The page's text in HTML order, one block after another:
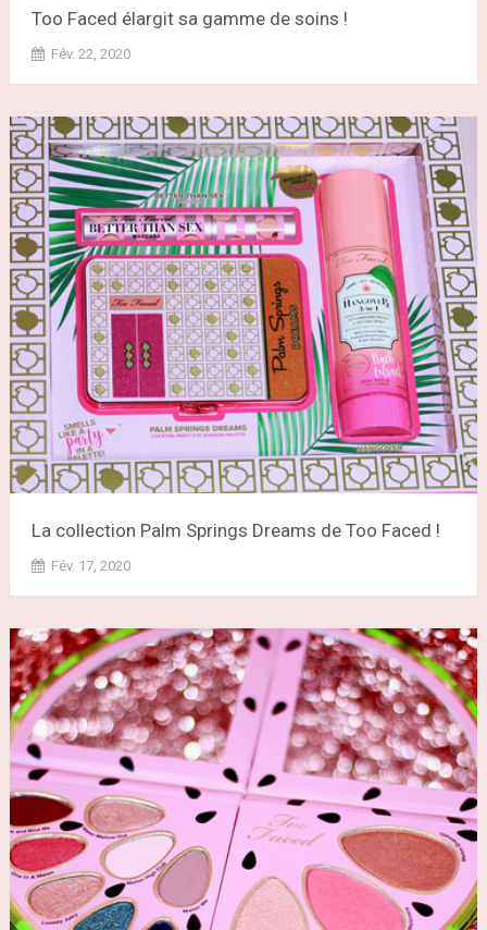
Too Faced élargit sa gamme de soins !
Fév. 22, 2020
La collection Palm Springs Dreams de Too Faced !
Fév. 17, 2020